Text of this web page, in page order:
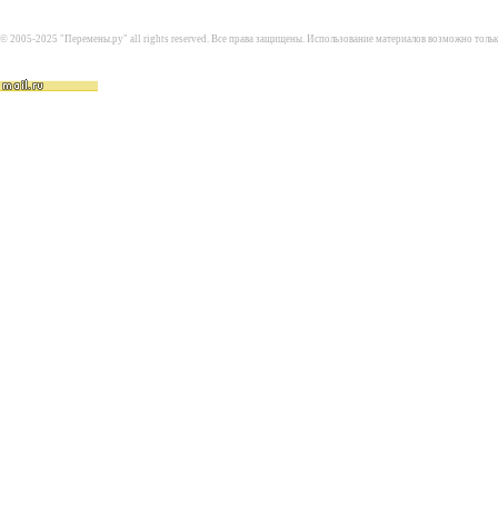
© 2005-2025 "Перемены.ру" all rights reserved. Все права защищены. Использование материалов возможно